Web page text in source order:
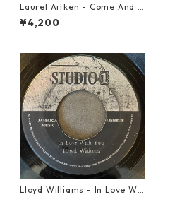
Laurel Aitken - Come And L
et Us Go【7-21779】
¥4,200
Lloyd Williams - In Love Wit
h You【7-21917】